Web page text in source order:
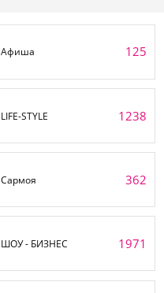
Афиша 125
LIFE-STYLE 1238
Сармоя 362
ШОУ - БИЗНЕС 1971